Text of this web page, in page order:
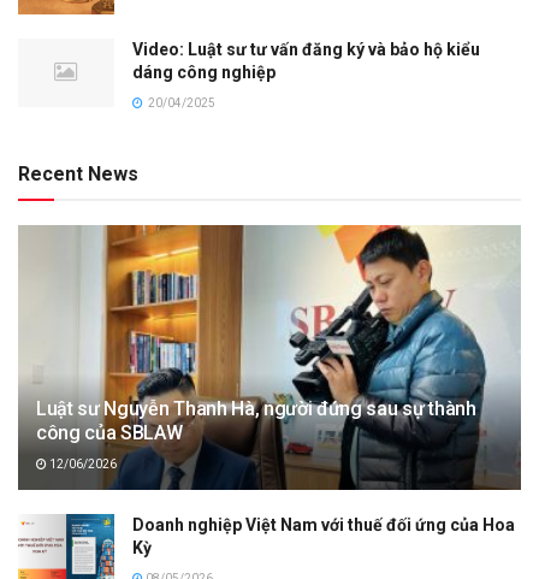
Video: Luật sư tư vấn đăng ký và bảo hộ kiểu
dáng công nghiệp
20/04/2025
Recent News
Luật sư Nguyễn Thanh Hà, người đứng sau sự thành
công của SBLAW
12/06/2026
Doanh nghiệp Việt Nam với thuế đối ứng của Hoa
Kỳ